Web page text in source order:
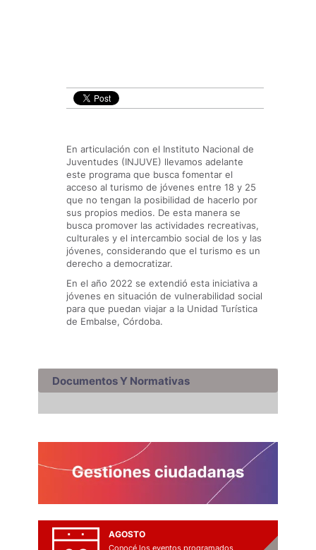
En articulación con el Instituto Nacional de
Juventudes (INJUVE) llevamos adelante
este programa que busca fomentar el
acceso al turismo de jóvenes entre 18 y 25
que no tengan la posibilidad de hacerlo por
sus propios medios. De esta manera se
busca promover las actividades recreativas,
culturales y el intercambio social de los y las
jóvenes, considerando que el turismo es un
derecho a democratizar.
En el año 2022 se extendió esta iniciativa a
jóvenes en situación de vulnerabilidad social
para que puedan viajar a la Unidad Turística
de Embalse, Córdoba.
Documentos Y Normativas
AGOSTO
Conocé los eventos programados